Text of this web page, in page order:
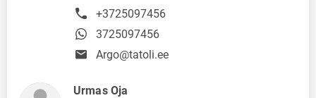
+3725097456
3725097456
Argo@tatoli.ee
Urmas Oja